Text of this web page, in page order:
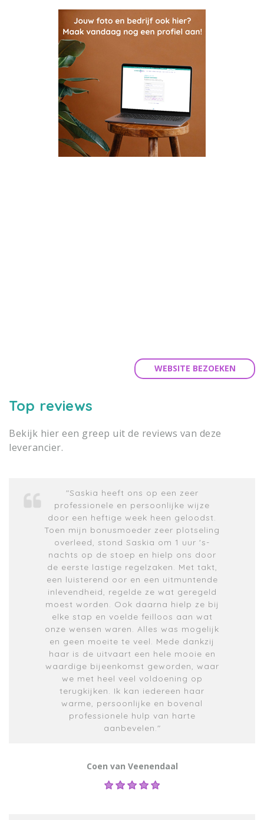
WEBSITE BEZOEKEN
Top reviews
Bekijk hier een greep uit de reviews van deze
leverancier.
"Saskia heeft ons op een zeer
professionele en persoonlijke wijze
door een heftige week heen geloodst.
Toen mijn bonusmoeder zeer plotseling
overleed, stond Saskia om 1 uur 's-
nachts op de stoep en hielp ons door
de eerste lastige regelzaken. Met takt,
een luisterend oor en een uitmuntende
inlevendheid, regelde ze wat geregeld
moest worden. Ook daarna hielp ze bij
elke stap en voelde feilloos aan wat
onze wensen waren. Alles was mogelijk
en geen moeite te veel. Mede dankzij
haar is de uitvaart een hele mooie en
waardige bijeenkomst geworden, waar
we met heel veel voldoening op
terugkijken. Ik kan iedereen haar
warme, persoonlijke en bovenal
professionele hulp van harte
aanbevelen."
Coen van Veenendaal